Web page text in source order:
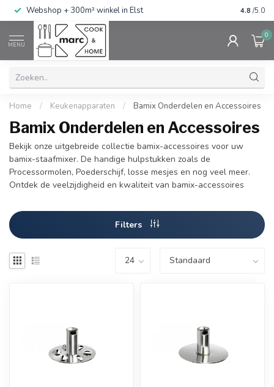
Webshop + 300m² winkel in Elst Gratis
4.8 /5.0
MENU
0
Home / Keukenapparaten / Bamix Onderdelen en Accessoires
Bamix Onderdelen en Accessoires
Bekijk onze uitgebreide collectie bamix-accessoires voor uw
bamix-staafmixer. De handige hulpstukken zoals de
Processormolen, Poederschijf, losse mesjes en nog veel meer.
Ontdek de veelzijdigheid en kwaliteit van bamix-accessoires
Filters